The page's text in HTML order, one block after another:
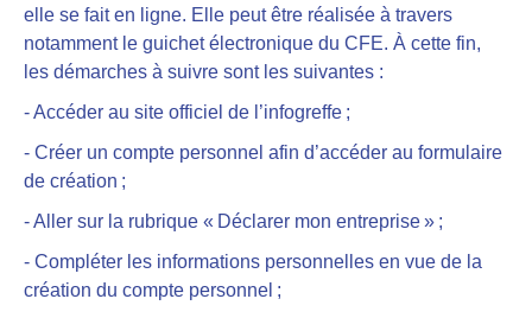
elle se fait en ligne. Elle peut être réalisée à travers
notamment le guichet électronique du CFE. À cette fin,
les démarches à suivre sont les suivantes :
- Accéder au site officiel de l’infogreffe ;
- Créer un compte personnel afin d’accéder au formulaire
de création ;
- Aller sur la rubrique « Déclarer mon entreprise » ;
- Compléter les informations personnelles en vue de la
création du compte personnel ;